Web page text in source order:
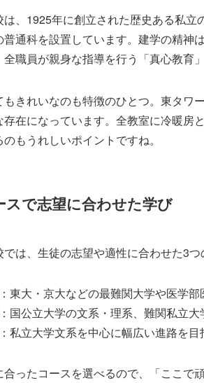
は、1925年に創立された歴史ある私
通科を設置しています。建学の精神は
職員が親身な指導を行う「真心教育
きれいなのも特徴のひとつ。東タワ
存在になっています。全教室に冷暖房
もうれしいポイントですね。
スで志望に合わせた学び
は、生徒の志望や適性に合わせた3つ
東大・京大などの最難関大学や医学
国公立大学の文系・理系、難関私立大
私立大学文系を中心に幅広い進路を目
合ったコースを選べるので、「ここで